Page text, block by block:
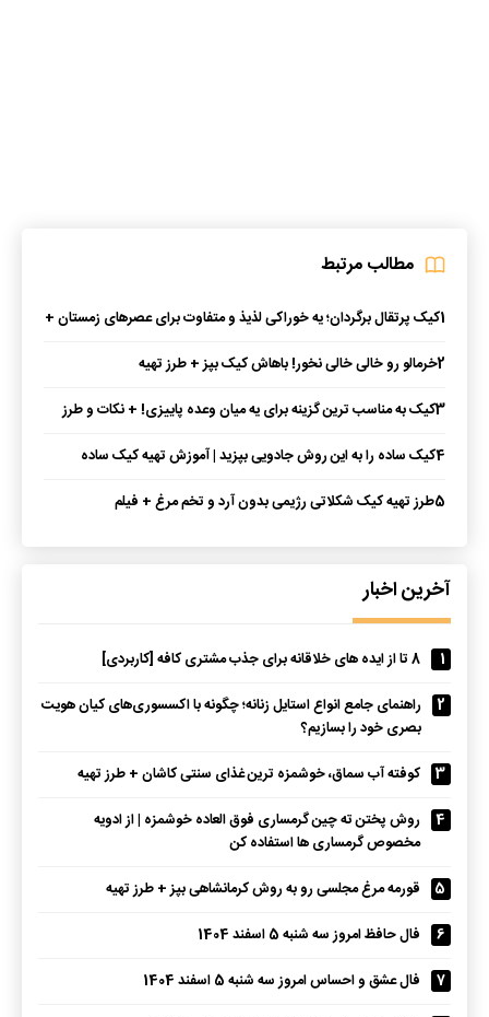
مطالب مرتبط
1کیک پرتقال برگردان؛ یه خوراکی لذیذ و متفاوت برای عصرهای زمستان +
2خرمالو رو خالی خالی نخور! باهاش کیک بپز + طرز تهیه
3کیک به مناسب ترین گزینه برای یه میان وعده پاییزی! + نکات و طرز
4کیک ساده را به این روش جادویی بپزید | آموزش تهیه کیک ساده
5طرز تهیه کیک شکلاتی رژیمی بدون آرد و تخم مرغ + فیلم
آخرین اخبار
1
8 تا از ایده های خلاقانه برای جذب مشتری کافه [کاربردی]
2
راهنمای جامع انواع استایل زنانه؛ چگونه با اکسسوری‌های کیان هویت
بصری خود را بسازیم؟
3
کوفته آب سماق، خوشمزه ترین غذای سنتی کاشان + طرز تهیه
4
روش پختن ته چین گرمساری فوق العاده خوشمزه | از ادویه
مخصوص گرمساری ها استفاده کن
5
قورمه مرغ مجلسی رو به روش کرمانشاهی بپز + طرز تهیه
6
فال حافظ امروز سه شنبه 5 اسفند 1404
7
فال عشق و احساس امروز سه شنبه 5 اسفند 1404